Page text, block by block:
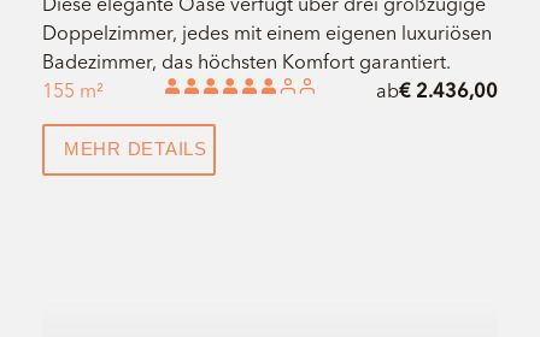
Doppelzimmer, jedes mit einem eigenen luxuriösen
Badezimmer, das höchsten Komfort garantiert.
155 m²
ab€ 2.436,00
MEHR DETAILS